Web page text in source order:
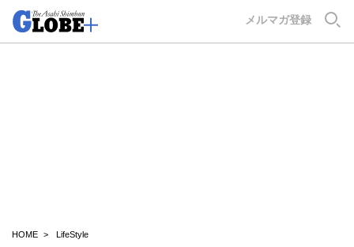
メルマガ登録
HOME LifeStyle